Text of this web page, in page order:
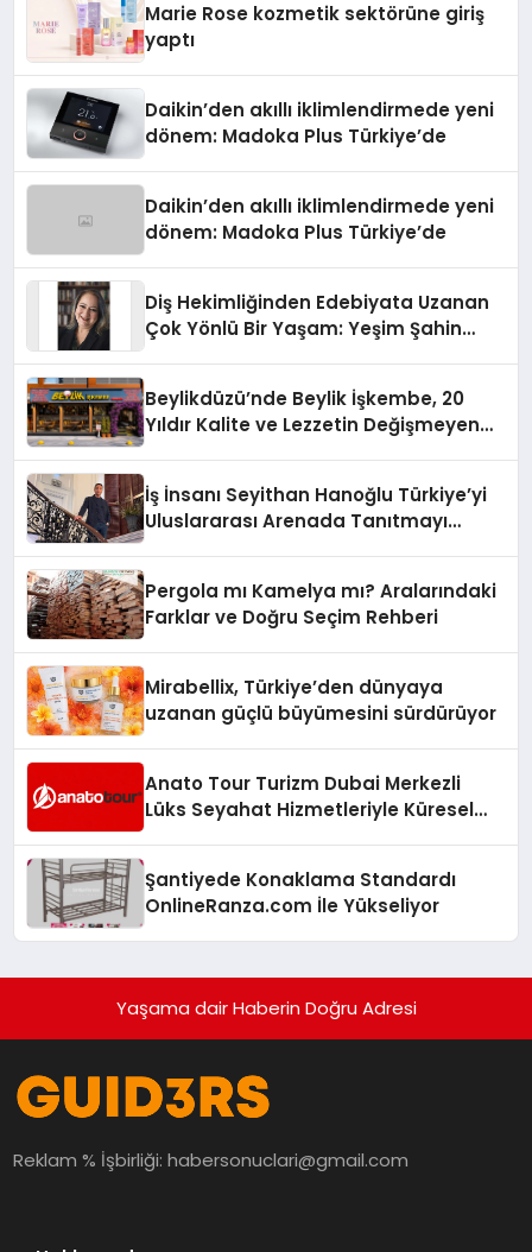
Marie Rose kozmetik sektörüne giriş
yaptı
Daikin’den akıllı iklimlendirmede yeni
dönem: Madoka Plus Türkiye’de
Daikin’den akıllı iklimlendirmede yeni
dönem: Madoka Plus Türkiye’de
Diş Hekimliğinden Edebiyata Uzanan
Çok Yönlü Bir Yaşam: Yeşim Şahin
Beylikdüzü’nde Beylik İşkembe, 20
Yıldır Kalite ve Lezzetin Değişmeyen
İş İnsanı Seyithan Hanoğlu Türkiye’yi
Uluslararası Arenada Tanıtmayı
Pergola mı Kamelya mı? Aralarındaki
Farklar ve Doğru Seçim Rehberi
Mirabellix, Türkiye’den dünyaya
uzanan güçlü büyümesini sürdürüyor
Anato Tour Turizm Dubai Merkezli
Lüks Seyahat Hizmetleriyle Küresel
Şantiyede Konaklama Standardı
OnlineRanza.com İle Yükseliyor
Yaşama dair Haberin Doğru Adresi
Reklam % İşbirliği:habersonuclari@gmail.com